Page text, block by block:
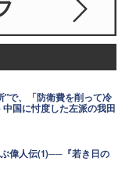
"で、「防衛費を削って冷
国に忖度した左派の我田
ぶ偉人伝(1)──『若き日の